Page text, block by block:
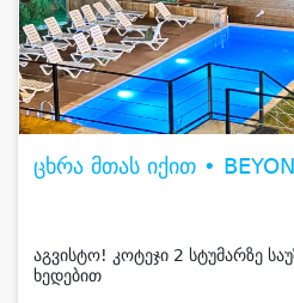
ცხრა მთას იქით •
აგვისტო! კოტეჯი 2 სტუმარზე
ხედებით